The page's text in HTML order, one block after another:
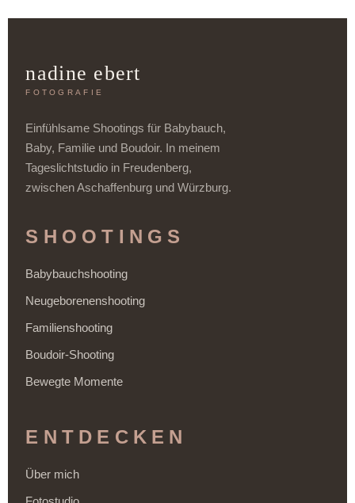
nadine ebert
FOTOGRAFIE
Einfühlsame Shootings für Babybauch,
Baby, Familie und Boudoir. In meinem
Tageslichtstudio in Freudenberg,
zwischen Aschaffenburg und Würzburg.
SHOOTINGS
Babybauchshooting
Neugeborenenshooting
Familienshooting
Boudoir-Shooting
Bewegte Momente
ENTDECKEN
Über mich